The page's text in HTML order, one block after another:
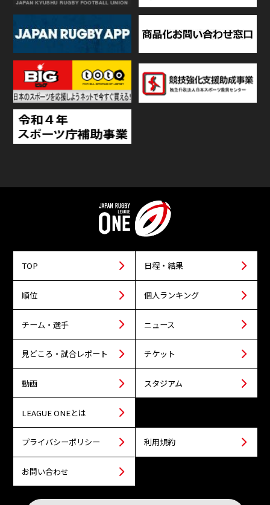
TOP 日程・結果
順位 個人ランキング
チーム・選手 ニュース
見どころ・試合レポート チケット
動画 スタジアム
LEAGUE ONEとは
プライバシーポリシー 利用規約
お問い合わせ